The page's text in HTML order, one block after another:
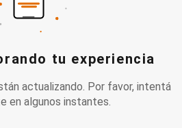
tu experiencia
actualizando. Por favor, intentá
en algunos instantes.